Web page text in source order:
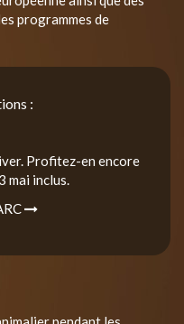
programmes de
:
Profitez-en encore
mai inclus.